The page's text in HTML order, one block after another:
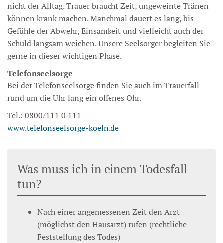
nicht der Alltag. Trauer braucht Zeit, ungeweinte Tränen
können krank machen. Manchmal dauert es lang, bis
Gefühle der Abwehr, Einsamkeit und vielleicht auch der
Schuld langsam weichen. Unsere Seelsorger begleiten Sie
gerne in dieser wichtigen Phase.
Telefonseelsorge
Bei der Telefonseelsorge finden Sie auch im Trauerfall
rund um die Uhr lang ein offenes Ohr.
Tel.: 0800/111 0 111
www.telefonseelsorge-koeln.de
Was muss ich in einem Todesfall
tun?
Nach einer angemessenen Zeit den Arzt
(möglichst den Hausarzt) rufen (rechtliche
Feststellung des Todes)